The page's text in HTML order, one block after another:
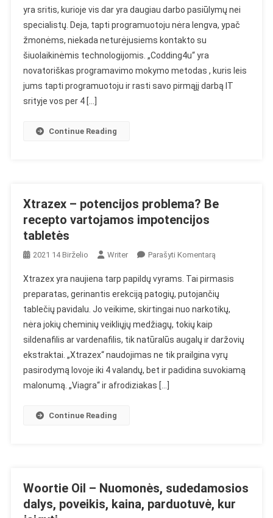
Išmokti
Programuoti
Dieną
–
yra sritis, kurioje vis dar yra daugiau darbo pasiūlymų nei
specialistų. Deja, tapti programuotoju nėra lengva, ypač
žmonėms, niekada neturėjusiems kontakto su
šiuolaikinėmis technologijomis. „Codding4u“ yra
novatoriškas programavimo mokymo metodas , kuris leis
jums tapti programuotoju ir rasti savo pirmąjį darbą IT
srityje vos per 4 […]
Continue Reading
Xtrazex – potencijos problema? Be
recepto vartojamos impotencijos
tabletės
2021 14 Birželio Writer Parašyti KomentarąOn
–
Potencijos
Problema?
Recepto
Vartojamos
Impotencijos
Xtrazex yra naujiena tarp papildų vyrams. Tai pirmasis
preparatas, gerinantis erekciją patogių, putojančių
tablečių pavidalu. Jo veikime, skirtingai nuo narkotikų,
nėra jokių cheminių veikliųjų medžiagų, tokių kaip
sildenafilis ar vardenafilis, tik natūralūs augalų ir daržovių
ekstraktai. „Xtrazex“ naudojimas ne tik prailgina vyrų
pasirodymą lovoje iki 4 valandų, bet ir padidina suvokiamą
malonumą. „Viagra“ ir afrodiziakas […]
Continue Reading
Woortie Oil – Nuomonės, sudedamosios
dalys, poveikis, kaina, parduotuvė, kur